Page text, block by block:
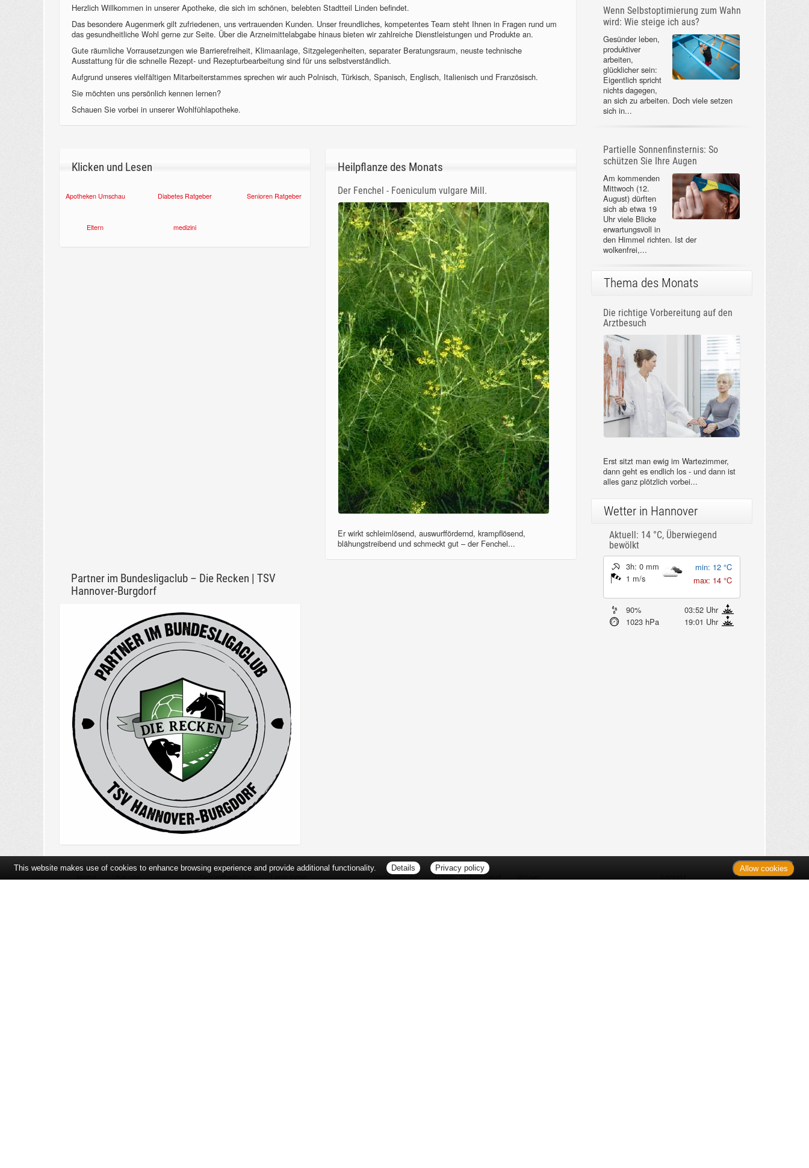
Herzlich Willkommen in unserer Apotheke, die sich im schönen, belebten Stadtteil Linden befindet.
Das besondere Augenmerk gilt zufriedenen, uns vertrauenden Kunden. Unser freundliches, kompetentes Team steht Ihnen in Fragen rund um
das gesundheitliche Wohl gerne zur Seite. Über die Arzneimittelabgabe hinaus bieten wir zahlreiche Dienstleistungen und Produkte an.
Gute räumliche Vorrausetzungen wie Barrierefreiheit, Klimaanlage, Sitzgelegenheiten, separater Beratungsraum, neuste technische
Ausstattung für die schnelle Rezept- und Rezepturbearbeitung sind für uns selbstverständlich.
Aufgrund unseres vielfältigen Mitarbeiterstammes sprechen wir auch Polnisch, Türkisch, Spanisch, Englisch, Italienisch und Französisch.
Sie möchten uns persönlich kennen lernen?
Schauen Sie vorbei in unserer Wohlfühlapotheke.
Klicken und Lesen
Apotheken Umschau Diabetes Ratgeber Senioren Ratgeber
Eltern medizini
Heilpflanze des Monats
Der Fenchel - Foeniculum vulgare Mill.
Er wirkt schleimlösend, auswurffördernd, krampflösend,
blähungstreibend und schmeckt gut – der Fenchel...
Partner im Bundesligaclub – Die Recken | TSV
Hannover-Burgdorf
Wenn Selbstoptimierung zum Wahn
wird: Wie steige ich aus?
Gesünder leben,
produktiver
arbeiten,
glücklicher sein:
Eigentlich spricht
nichts dagegen,
an sich zu arbeiten. Doch viele setzen
sich in...
Partielle Sonnenfinsternis: So
schützen Sie Ihre Augen
Am kommenden
Mittwoch (12.
August) dürften
sich ab etwa 19
Uhr viele Blicke
erwartungsvoll in
den Himmel richten. Ist der
wolkenfrei,...
Thema des Monats
Die richtige Vorbereitung auf den
Arztbesuch
Erst sitzt man ewig im Wartezimmer,
dann geht es endlich los - und dann ist
alles ganz plötzlich vorbei...
Wetter in Hannover
Aktuell: 14 °C, Überwiegend
bewölkt
3h: 0 mm
1 m/s
min: 12 °C
max: 14 °C
90%
03:52 Uhr
1023 hPa
19:01 Uhr
Home Über uns Gesundheits-App Leistungen Vorbestellung Aktion Notdienst Wissen Kontakt
This website makes use of cookies to enhance browsing experience and provide additional functionality. Details Privacy policy Allow cookies